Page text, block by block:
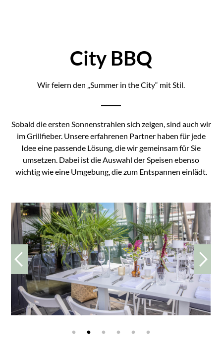
City BBQ
Wir feiern den „Summer in the City“ mit Stil.
Sobald die ersten Sonnenstrahlen sich zeigen, sind auch wir
im Grillfieber. Unsere erfahrenen Partner haben für jede
Idee eine passende Lösung, die wir gemeinsam für Sie
umsetzen. Dabei ist die Auswahl der Speisen ebenso
wichtig wie eine Umgebung, die zum Entspannen einlädt.